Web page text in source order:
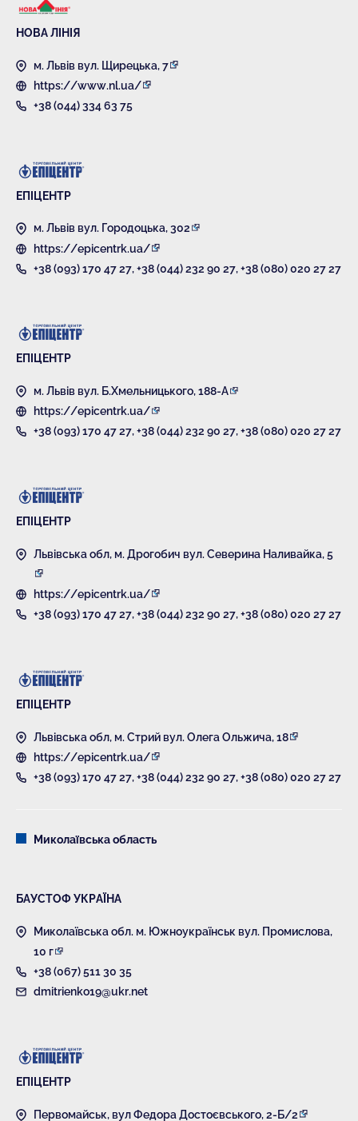
НОВА ЛІНІЯ
м. Львів вул. Щирецька, 7
https://www.nl.ua/
+38 (044) 334 63 75
ЕПІЦЕНТР
м. Львів вул. Городоцька, 302
https://epicentrk.ua/
+38 (093) 170 47 27,+38 (044) 232 90 27,+38 (080) 020 27 27
ЕПІЦЕНТР
м. Львів вул. Б.Хмельницького, 188-А
https://epicentrk.ua/
+38 (093) 170 47 27,+38 (044) 232 90 27,+38 (080) 020 27 27
ЕПІЦЕНТР
Львівська обл, м. Дрогобич вул. Северина Наливайка, 5
https://epicentrk.ua/
+38 (093) 170 47 27,+38 (044) 232 90 27,+38 (080) 020 27 27
ЕПІЦЕНТР
Львівська обл, м. Стрий вул. Олега Ольжича, 18
https://epicentrk.ua/
+38 (093) 170 47 27,+38 (044) 232 90 27,+38 (080) 020 27 27
Миколаївська область
БАУСТОФ УКРАЇНА
Миколаївська обл. м. Южноукраїнськ вул. Промислова,
10 г
+38 (067) 511 30 35
dmitrienko19@ukr.net
ЕПІЦЕНТР
Первомайськ, вул Федора Достоєвського, 2-Б/2